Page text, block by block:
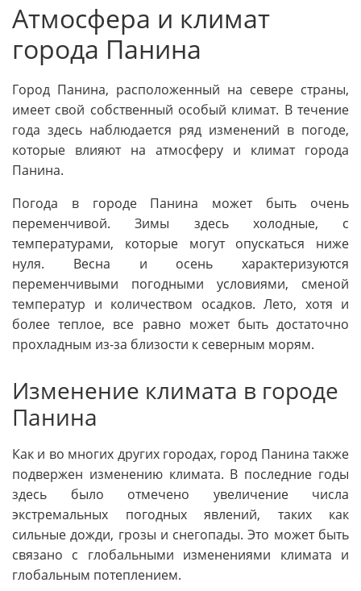
Атмосфера и климат
города Панина
Город Панина, расположенный на севере страны,
имеет свой собственный особый климат. В течение
года здесь наблюдается ряд изменений в погоде,
которые влияют на атмосферу и климат города
Панина.
Погода в городе Панина может быть очень
переменчивой. Зимы здесь холодные, с
температурами, которые могут опускаться ниже
нуля. Весна и осень характеризуются
переменчивыми погодными условиями, сменой
температур и количеством осадков. Лето, хотя и
более теплое, все равно может быть достаточно
прохладным из-за близости к северным морям.
Изменение климата в городе
Панина
Как и во многих других городах, город Панина также
подвержен изменению климата. В последние годы
здесь было отмечено увеличение числа
экстремальных погодных явлений, таких как
сильные дожди, грозы и снегопады. Это может быть
связано с глобальными изменениями климата и
глобальным потеплением.